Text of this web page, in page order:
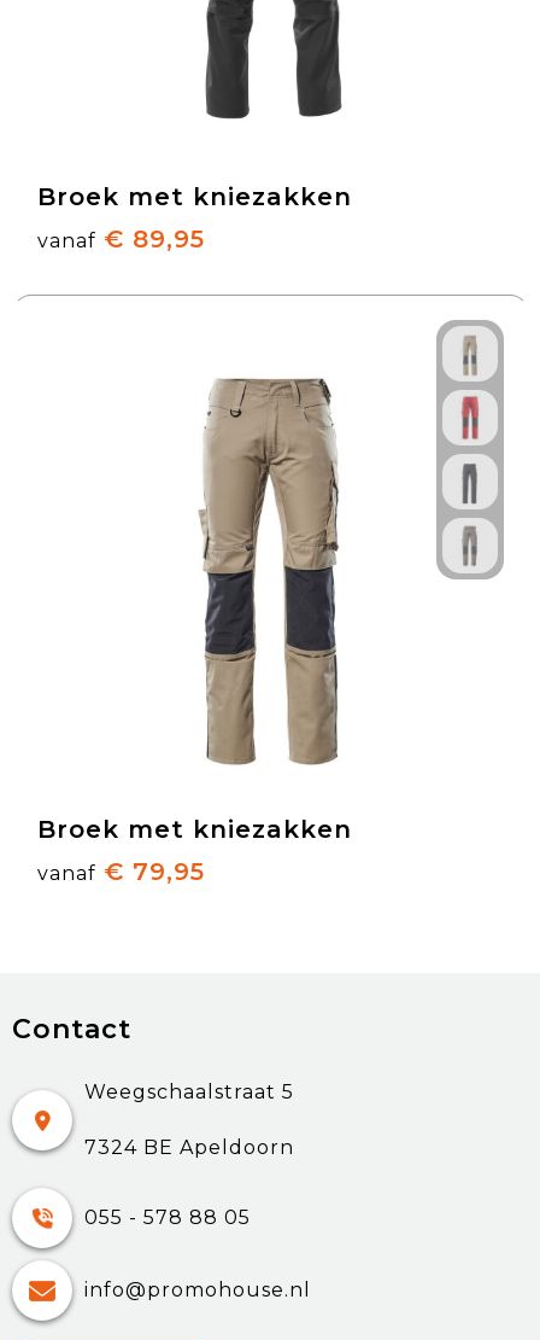
Broek met kniezakken
vanaf € 89,95
Broek met kniezakken
vanaf € 79,95
Contact
Weegschaalstraat 5
7324 BE Apeldoorn
055 - 578 88 05
info@promohouse.nl